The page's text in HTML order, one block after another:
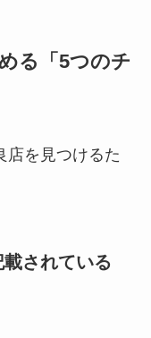
る「5つのチ
店を見つけるた
されている